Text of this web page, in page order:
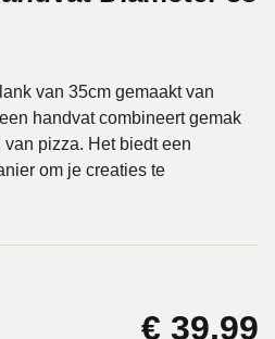
van 35cm gemaakt van
handvat combineert gemak
pizza. Het biedt een
om je creaties te
€ 39,99